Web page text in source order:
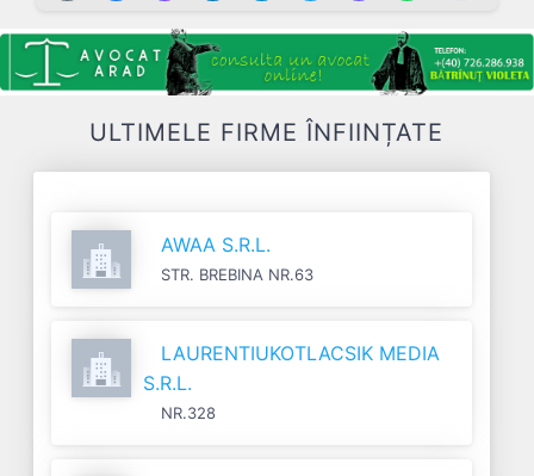
ULTIMELE FIRME ÎNFIINȚATE
AWAA S.R.L.
STR. BREBINA NR.63
LAURENTIUKOTLACSIK MEDIA
S.R.L.
NR.328